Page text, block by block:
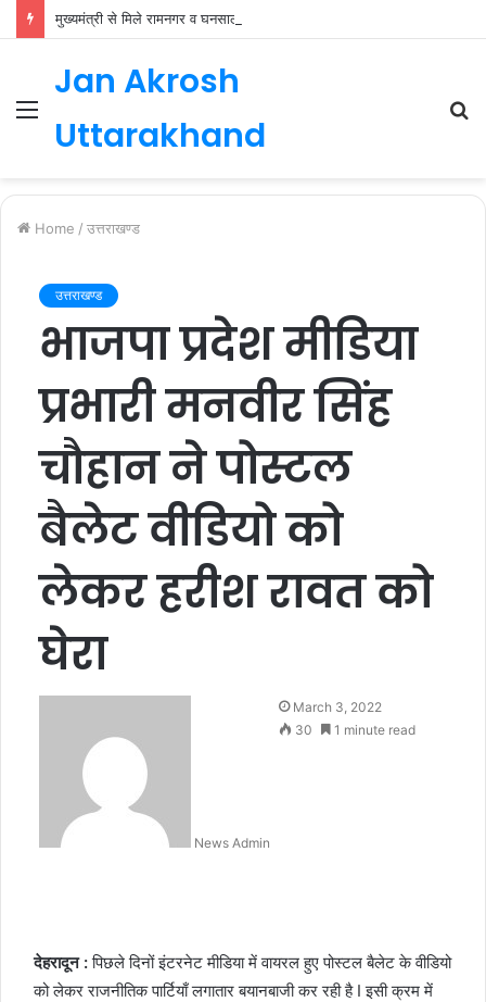
Menu
Jan Akrosh
Uttarakhand
Home / उत्तराखण्ड
उत्तराखण्ड
भाजपा प्रदेश मीडिया
प्रभारी मनवीर सिंह
चौहान ने पोस्टल
बैलेट वीडियो को
लेकर हरीश रावत को
घेरा
News Admin
March 3, 2022
30
1 minute read
देहरादून :पिछले दिनों इंटरनेट मीडिया में वायरल हुए पोस्टल बैलेट के वीडियो
को लेकर राजनीतिक पार्टियाँ लगातार बयानबाजी कर रही है I इसी क्रम में